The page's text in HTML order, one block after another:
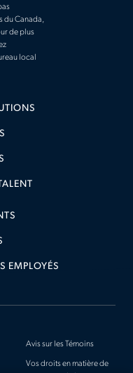
du Canada,
de plus
local
EMPLOYÉS
Avis sur les Témoins
Vos droits en matière de